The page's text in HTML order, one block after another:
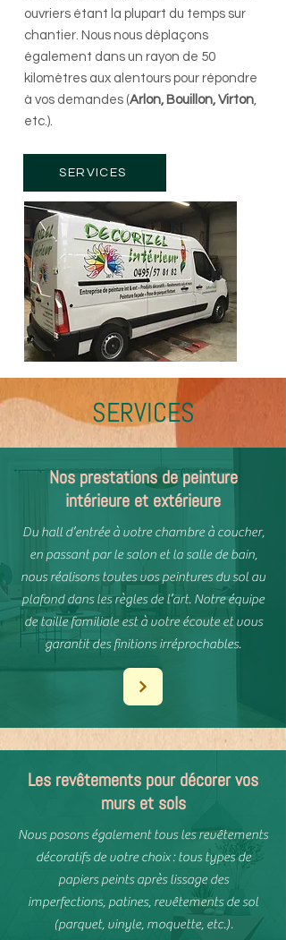
ouvriers étant la plupart du temps sur
chantier. Nous nous déplaçons
également dans un rayon de 50
kilomètres aux alentours pour répondre
à vos demandes (Arlon, Bouillon, Virton,
etc.).
SERVICES
SERVICES
Nos prestations de peinture
intérieure et extérieure
Du hall d’entrée à votre chambre à coucher,
en passant par le salon et la salle de bain,
nous réalisons toutes vos peintures du sol au
plafond dans les règles de l’art. Notre équipe
de taille familiale est à votre écoute et vous
garantit des finitions irréprochables.
Les revêtements pour décorer vos
murs et sols
Nous posons également tous les revêtements
décoratifs de votre choix : tous types de
papiers peints après lissage des
imperfections, patines, revêtements de sol
(parquet, vinyle, moquette, etc.).